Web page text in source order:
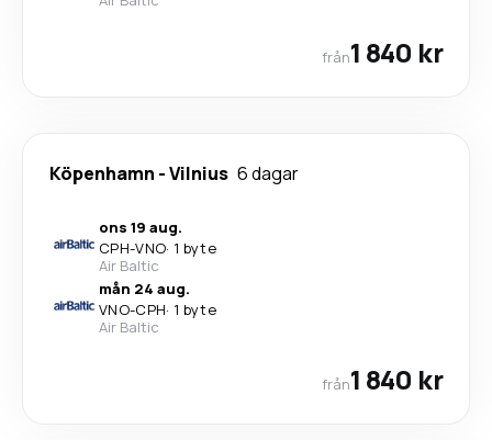
från1 840 kr
Köpenhamn -Vilnius 6 dagar
ons 19 aug.
CPH-VNO· 1 byte
Air Baltic
mån 24 aug.
VNO-CPH· 1 byte
Air Baltic
från1 840 kr